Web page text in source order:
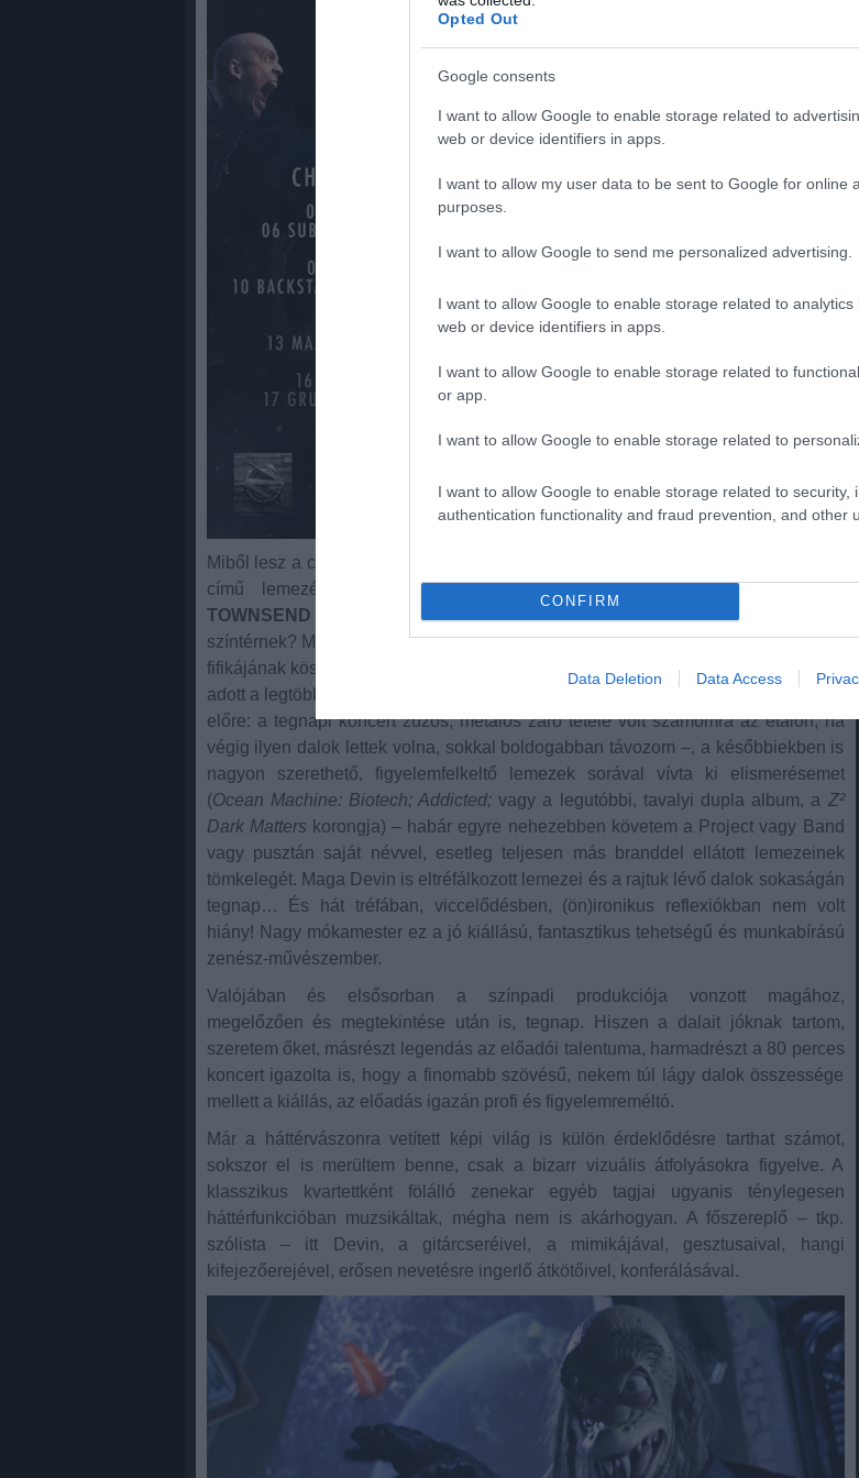
Opted Out
Google consents
I want to allow Google to enable storage related to
web or device identifiers in apps.
I want to allow my user data to be sent to Google for online
purposes.
I want to allow Google to send me personalized advertising.
I want to allow Google to enable storage related to analytics
web or device identifiers in apps.
I want to allow Google to enable storage related to
or app.
I want to allow Google to enable storage related to
I want to allow Google to enable storage related to security,
authentication functionality and fraud prevention, and other
CONFIRM
Data Deletion Data Access
Miből lesz a cserebogár! Ki hitte volna, hogy a Steve Vai 1993-as
című lemezének feléneklésével nemzetközi figyelmet kiérdemlőDEVIN
TOWNSEND 20 év elteltével az egyik legnagyobb figurája lesz a (metál)zenei
színtérnek? Mindezt a saját jogán, előadói és dalszerzői, produceri tehetségének,
fifikájának köszönhetően! Bár nekem talán a Strapping Young Lad formációja által
adott a legtöbbet, különösen a
előre: a tegnapi koncert zúzós, metálos záró tétele volt számomra az etalon, ha
végig ilyen dalok lettek volna, sokkal boldogabban távozom –, a későbbiekben is
nagyon szerethető, figyelemfelkeltő lemezek sorával vívta ki elismerésemet
(Ocean Machine: Biotech; Addicted; vagy a legutóbbi, tavalyi dupla album, a Z²
Dark Matters korongja) – habár egyre nehezebben követem a Project vagy Band
vagy pusztán saját névvel, esetleg teljesen más branddel ellátott lemezeinek
tömkelegét. Maga Devin is eltréfálkozott lemezei és a rajtuk lévő dalok sokaságán
tegnap… És hát tréfában, viccelődésben, (ön)ironikus reflexiókban nem volt
hiány! Nagy mókamester ez a jó kiállású, fantasztikus tehetségű és munkabírású
zenész-művészember.
Valójában és elsősorban a színpadi produkciója vonzott magához,
megelőzően és megtekintése után is, tegnap. Hiszen a dalait jóknak tartom,
szeretem őket, másrészt legendás az előadói talentuma, harmadrészt a 80 perces
koncert igazolta is, hogy a finomabb szövésű, nekem túl lágy dalok összessége
mellett a kiállás, az előadás igazán profi és figyelemreméltó.
Már a háttérvászonra vetített képi világ is külön érdeklődésre tarthat számot,
sokszor el is merültem benne, csak a bizarr vizuális átfolyásokra figyelve. A
klasszikus kvartettként fölálló zenekar egyéb tagjai ugyanis ténylegesen
háttérfunkcióban muzsikáltak, mégha nem is akárhogyan. A főszereplő – tkp.
szólista – itt Devin, a gitárcseréivel, a mimikájával, gesztusaival, hangi
kifejezőerejével, erősen nevetésre ingerlő átkötőivel, konferálásával.